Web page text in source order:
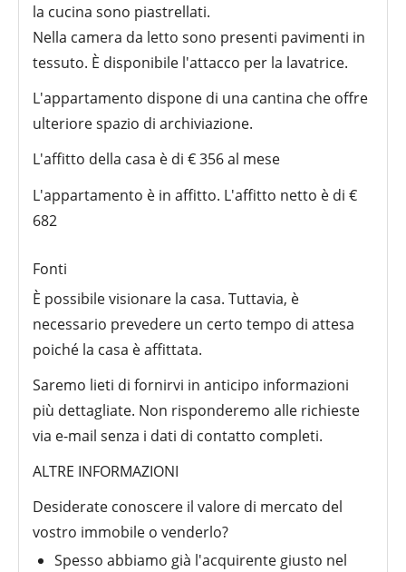
la cucina sono piastrellati.
Nella camera da letto sono presenti pavimenti in
tessuto. È disponibile l'attacco per la lavatrice.
L'appartamento dispone di una cantina che offre
ulteriore spazio di archiviazione.
L'affitto della casa è di € 356 al mese
L'appartamento è in affitto. L'affitto netto è di €
682
Fonti
È possibile visionare la casa. Tuttavia, è
necessario prevedere un certo tempo di attesa
poiché la casa è affittata.
Saremo lieti di fornirvi in anticipo informazioni
più dettagliate. Non risponderemo alle richieste
via e-mail senza i dati di contatto completi.
ALTRE INFORMAZIONI
Desiderate conoscere il valore di mercato del
vostro immobile o venderlo?
Spesso abbiamo già l'acquirente giusto nel